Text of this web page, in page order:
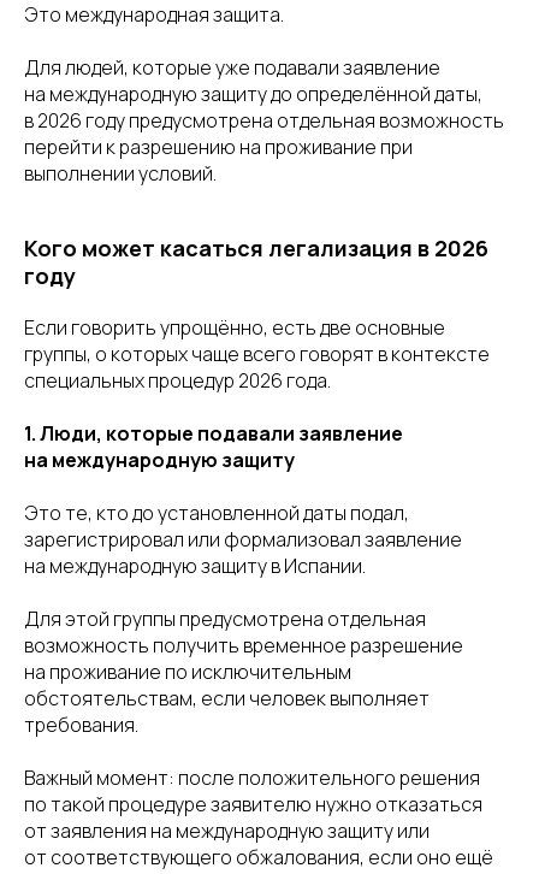
Это международная защита.
Для людей, которые уже подавали заявление
на международную защиту до определённой даты,
в 2026 году предусмотрена отдельная возможность
перейти к разрешению на проживание при
выполнении условий.
Кого может касаться легализация в 2026
году
Если говорить упрощённо, есть две основные
группы, о которых чаще всего говорят в контексте
специальных процедур 2026 года.
1. Люди, которые подавали заявление
на международную защиту
Это те, кто до установленной даты подал,
зарегистрировал или формализовал заявление
на международную защиту в Испании.
Для этой группы предусмотрена отдельная
возможность получить временное разрешение
на проживание по исключительным
обстоятельствам, если человек выполняет
требования.
Важный момент: после положительного решения
по такой процедуре заявителю нужно отказаться
от заявления на международную защиту или
от соответствующего обжалования, если оно ещё